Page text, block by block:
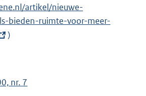
x
t
e
l
artikel/nieuwe-
bieden-ruimte-voor-meer-
)
nr. 7